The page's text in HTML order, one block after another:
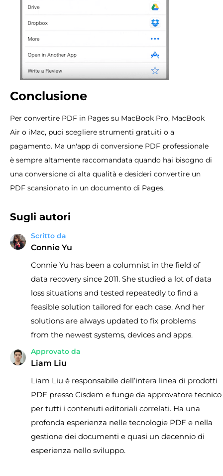
Conclusione
Per convertire PDF in Pages su MacBook Pro, MacBook
Air o iMac, puoi scegliere strumenti gratuiti o a
pagamento. Ma un'app di conversione PDF professionale
è sempre altamente raccomandata quando hai bisogno di
una conversione di alta qualità e desideri convertire un
PDF scansionato in un documento di Pages.
Sugli autori
Scritto da
Connie Yu
Connie Yu has been a columnist in the field of
data recovery since 2011. She studied a lot of data
loss situations and tested repeatedly to find a
feasible solution tailored for each case. And her
solutions are always updated to fix problems
from the newest systems, devices and apps.
Approvato da
Liam Liu
Liam Liu è responsabile dell’intera linea di prodotti
PDF presso Cisdem e funge da approvatore tecnico
per tutti i contenuti editoriali correlati. Ha una
profonda esperienza nelle tecnologie PDF e nella
gestione dei documenti e quasi un decennio di
esperienza nello sviluppo.